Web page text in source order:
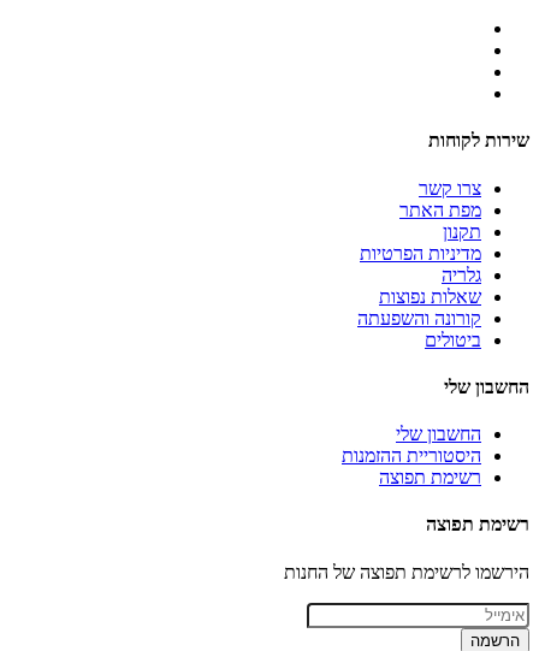
שירות לקוחות
צרו קשר
מפת האתר
תקנון
מדיניות הפרטיות
גלריה
שאלות נפוצות
קורונה והשפעתה
ביטולים
החשבון שלי
החשבון שלי
היסטוריית ההזמנות
רשימת תפוצה
רשימת תפוצה
הירשמו לרשימת תפוצה של החנות
הרשמה